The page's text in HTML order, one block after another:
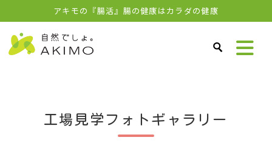
アキモの『腸活』腸の健康はカラダの健康
工場見学フォトギャラリー